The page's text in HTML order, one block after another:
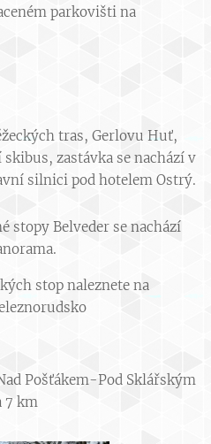
parkovišti na
tras, Gerlovu Huť,
zastávka se nachází v
silnici pod hotelem Ostrý.
stopy Belveder se nachází
stop naleznete na
Pošťákem-Pod Sklářským
7 km